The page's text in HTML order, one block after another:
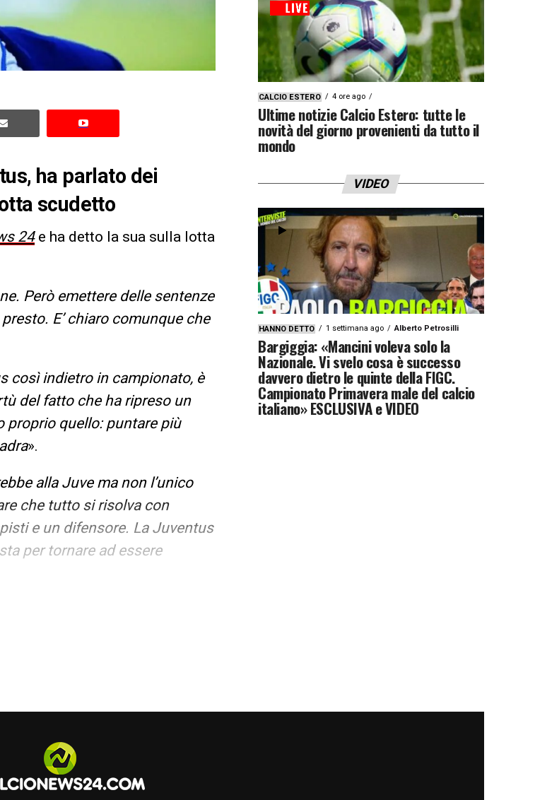
ha parlato dei
scudetto
24e ha detto la sua sulla lotta
Però emettere delle sentenze
E’ chiaro comunque che
così indietro in campionato, è
del fatto che ha ripreso un
proprio quello: puntare più
».
alla Juve ma non l’unico
che tutto si risolva con
e un difensore. La Juventus
per tornare ad essere
Poi, a fronte di
CALCIO ESTERO 4 ore ago
Ultime notizie Calcio Estero: tutte le
novità del giorno provenienti da tutto il
mondo
VIDEO
HANNO DETTO 1 settimana ago Alberto Petrosilli
Bargiggia: «Mancini voleva solo la
Nazionale. Vi svelo cosa è successo
davvero dietro le quinte della FIGC.
Campionato Primavera male del calcio
italiano» ESCLUSIVA e VIDEO